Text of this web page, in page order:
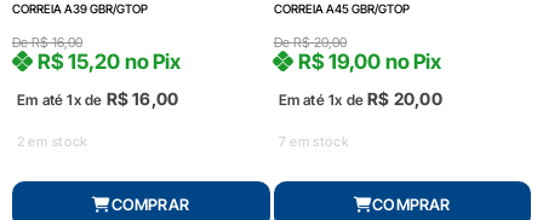
CORREIA A39 GBR/GTOP
DeR$16,00
Em até 1x de R$16,00
R$15,20 no Pix
2 em stock
COMPRAR
CORREIA A45 GBR/GTOP
DeR$20,00
Em até 1x de R$ 20,00
R$19,00 no Pix
7 em stock
COMPRAR